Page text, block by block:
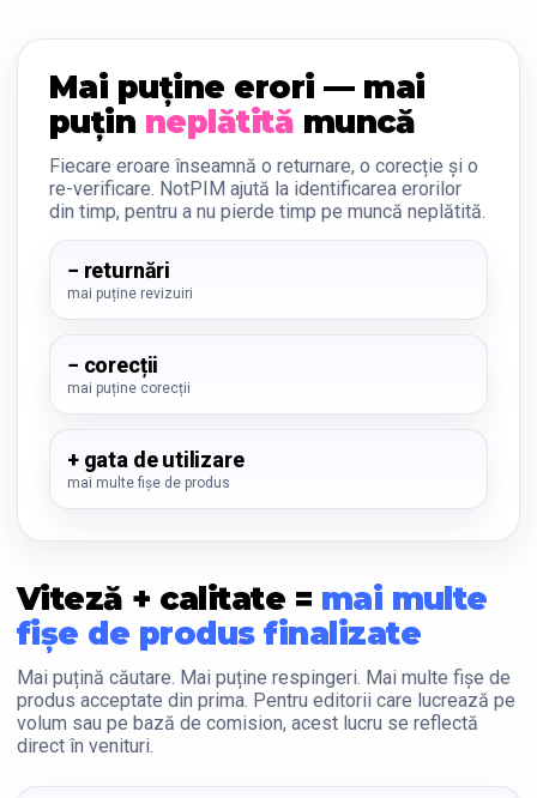
Mai puține erori — mai
puțin neplătită muncă
Fiecare eroare înseamnă o returnare, o corecție și o
re-verificare. NotPIM ajută la identificarea erorilor
din timp, pentru a nu pierde timp pe muncă neplătită.
− returnări
mai puține revizuiri
− corecții
mai puține corecții
+ gata de utilizare
mai multe fișe de produs
Viteză + calitate = mai multe
fișe de produs finalizate
Mai puțină căutare. Mai puține respingeri. Mai multe fișe de
produs acceptate din prima. Pentru editorii care lucrează pe
volum sau pe bază de comision, acest lucru se reflectă
direct în venituri.